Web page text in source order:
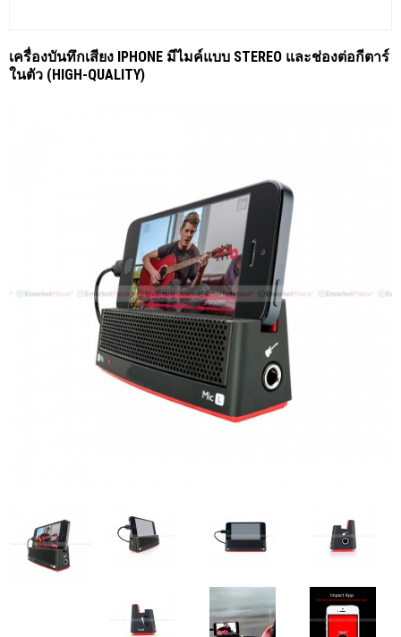
เครื่องบันทึกเสียง IPHONE มีไมค์แบบ STEREO และช่องต่อกีตาร์
ในตัว (HIGH-QUALITY)